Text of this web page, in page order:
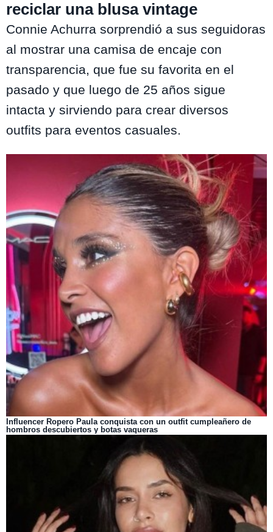
reciclar una blusa vintage
Connie Achurra sorprendió a sus seguidoras
al mostrar una camisa de encaje con
transparencia, que fue su favorita en el
pasado y que luego de 25 años sigue
intacta y sirviendo para crear diversos
outfits para eventos casuales.
Influencer Ropero Paula conquista con un outfit cumpleañero de
hombros descubiertos y botas vaqueras